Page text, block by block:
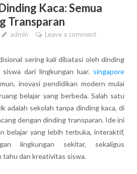
Kaca: Semua
Transparan
admin Leave a comment
sering kali dibatasi oleh dinding
dari lingkungan luar. singapore
inovasi pendidikan modern mulai
belajar yang berbeda. Salah satu
adalah sekolah tanpa dinding kaca, di
dengan dinding transparan. Ide ini
belajar yang lebih terbuka, interaktif,
lingkungan sekitar, sekaligus
tahu dan kreativitas siswa.